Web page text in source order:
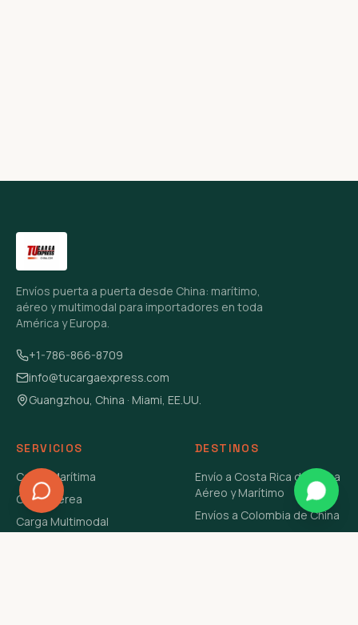
Envíos puerta a puerta desde China: marítimo,
aéreo y multimodal para importadores en toda
América y Europa.
+1-786-866-8709
info@tucargaexpress.com
Guangzhou, China · Miami, EE.UU.
SERVICIOS
Carga Marítima
Carga Aérea
Carga Multimodal
DESTINOS
Envío a Costa Rica de China
Aéreo y Marítimo
Envíos a Colombia de China